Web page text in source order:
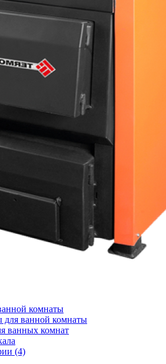
комнаты
для ванной комнаты
ванных комнат
(4)